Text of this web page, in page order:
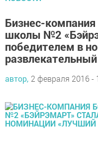
Бизнес-компания
школы №2
победителем в
автор, 2 февраля 2016 -